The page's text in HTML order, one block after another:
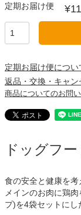
定期お届け便 ¥
定期お届け便につい
返品・交換・キャン
商品についてのお問
ドッグフ
食の安全と健康を考
メインのお肉に鶏
プ)を4袋セットにし